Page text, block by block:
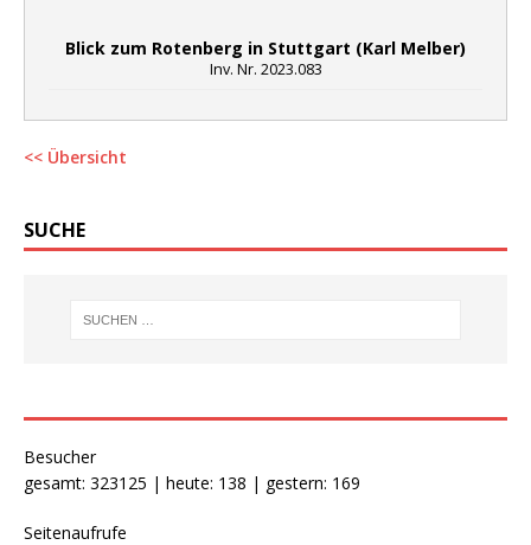
Blick zum Rotenberg in Stuttgart (Karl Melber)
Inv. Nr. 2023.083
<< Übersicht
SUCHE
Besucher
gesamt: 323125 | heute: 138 | gestern: 169
Seitenaufrufe